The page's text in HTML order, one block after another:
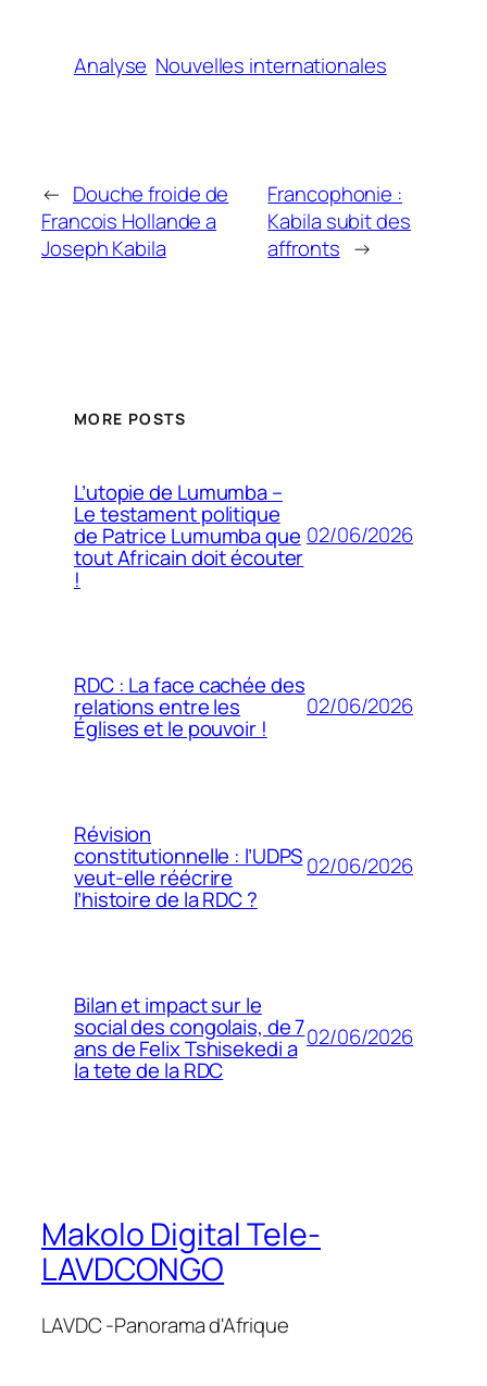
Analyse Nouvelles internationales
← Douche froide de
Francois Hollande a
Joseph Kabila
Francophonie :
Kabila subit des
affronts →
MORE POSTS
L’utopie de Lumumba –
Le testament politique
de Patrice Lumumba que
tout Africain doit écouter
!
02/06/2026
RDC : La face cachée des
relations entre les
Églises et le pouvoir !
02/06/2026
Révision
constitutionnelle : l’UDPS
veut-elle réécrire
l’histoire de la RDC ?
02/06/2026
Bilan et impact sur le
social des congolais, de 7
ans de Felix Tshisekedi a
la tete de la RDC
02/06/2026
Makolo Digital Tele-
LAVDCONGO
LAVDC -Panorama d'Afrique